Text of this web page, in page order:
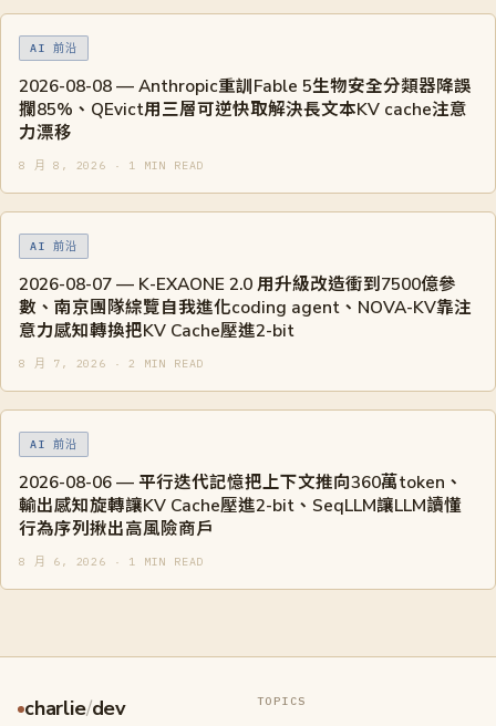
AI 前沿
2026-08-08 — Anthropic重訓Fable 5生物安全分類器降誤
攔85%、QEvict用三層可逆快取解決長文本KV cache注意
力漂移
8 月 8, 2026 · 1 MIN READ
AI 前沿
2026-08-07 — K-EXAONE 2.0 用升級改造衝到7500億參
數、南京團隊綜覽自我進化coding agent、NOVA-KV靠注
意力感知轉換把KV Cache壓進2-bit
8 月 7, 2026 · 2 MIN READ
AI 前沿
2026-08-06 — 平行迭代記憶把上下文推向360萬token、
輸出感知旋轉讓KV Cache壓進2-bit、SeqLLM讓LLM讀懂
行為序列揪出高風險商戶
8 月 6, 2026 · 1 MIN READ
charlie/dev TOPICS